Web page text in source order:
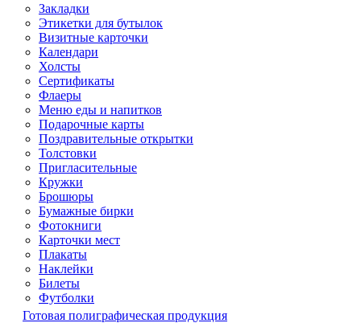
Закладки
Этикетки для бутылок
Визитные карточки
Календари
Холсты
Сертификаты
Флаеры
Меню еды и напитков
Подарочные карты
Поздравительные открытки
Толстовки
Пригласительные
Кружки
Брошюры
Бумажные бирки
Фотокниги
Карточки мест
Плакаты
Наклейки
Билеты
Футболки
Готовая полиграфическая продукция